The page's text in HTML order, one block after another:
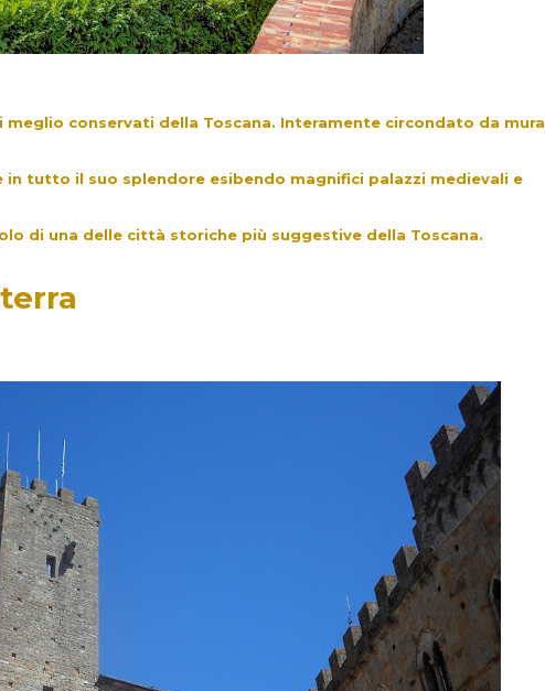
conservati della Toscana. Interamente circondato da mura
in tutto il suo splendore esibendo magnifici palazzi medievali e
di una delle città storiche più suggestive della Toscana.